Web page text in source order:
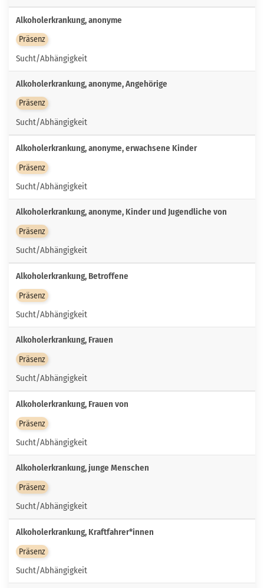
Alkoholerkrankung, anonyme
Präsenz
Sucht/Abhängigkeit
Alkoholerkrankung, anonyme, Angehörige
Präsenz
Sucht/Abhängigkeit
Alkoholerkrankung, anonyme, erwachsene Kinder
Präsenz
Sucht/Abhängigkeit
Alkoholerkrankung, anonyme, Kinder und Jugendliche von
Präsenz
Sucht/Abhängigkeit
Alkoholerkrankung, Betroffene
Präsenz
Sucht/Abhängigkeit
Alkoholerkrankung, Frauen
Präsenz
Sucht/Abhängigkeit
Alkoholerkrankung, Frauen von
Präsenz
Sucht/Abhängigkeit
Alkoholerkrankung, junge Menschen
Präsenz
Sucht/Abhängigkeit
Alkoholerkrankung, Kraftfahrer*innen
Präsenz
Sucht/Abhängigkeit